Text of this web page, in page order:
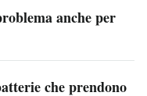
anche per
che prendono